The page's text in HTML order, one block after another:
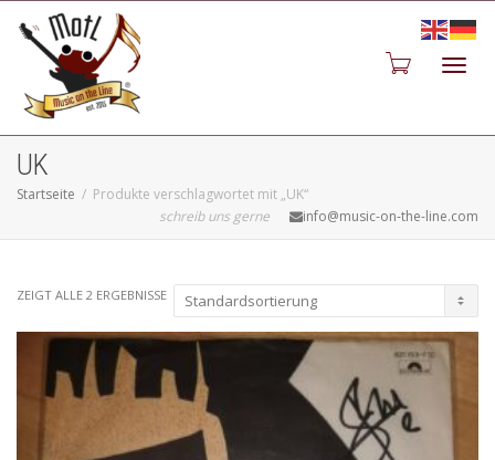
UK
Startseite
Produkte verschlagwortet mit „UK“
schreib uns gerne
info@music-on-the-line.com
ZEIGT ALLE 2 ERGEBNISSE